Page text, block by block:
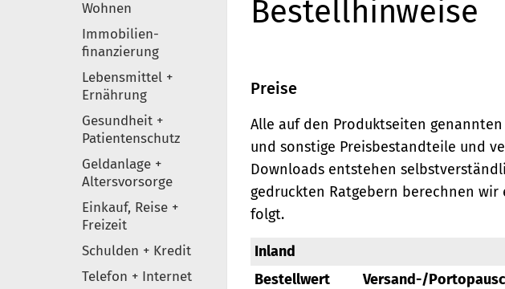
Elemente
Wohnen
Immobilien-
finanzierung
Lebensmittel +
Ernährung
Gesundheit +
Patientenschutz
Geldanlage +
Altersvorsorge
Einkauf, Reise +
Freizeit
Schulden + Kredit
Telefon + Internet
Bestellhinweise
Preise
Alle auf den Produktseiten
und sonstige Preisbestandteile und
Downloads entstehen
gedruckten Ratgebern berechnen
folgt.
Inland
Bestellwert
Versand-/